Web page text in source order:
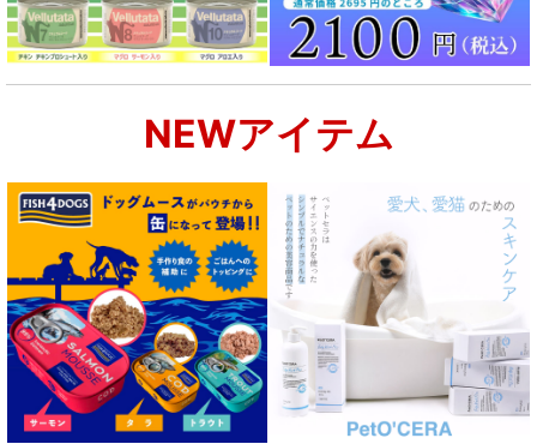
NEWアイテム